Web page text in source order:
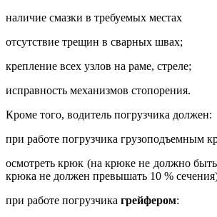
наличие смазки в требуемых местах
отсутствие трещин в сварных швах;
крепление всех узлов на раме, стреле;
исправность механизмов стопорения.
Кроме того, водитель погрузчика должен:
при работе погрузчика грузоподъемным
осмотреть крюк (на крюке не должно
крюка не должен превышать 10 %
при работе погрузчика грейфером: